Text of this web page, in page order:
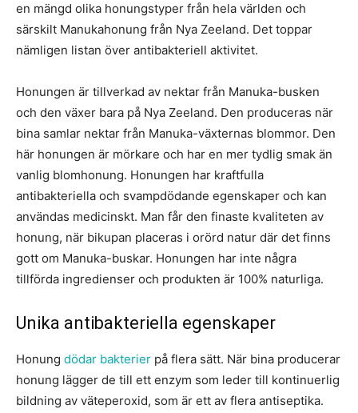
en mängd olika honungstyper från hela världen och
särskilt Manukahonung från Nya Zeeland. Det toppar
nämligen listan över antibakteriell aktivitet.
Honungen är tillverkad av nektar från Manuka-busken
och den växer bara på Nya Zeeland. Den produceras när
bina samlar nektar från Manuka-växternas blommor. Den
här honungen är mörkare och har en mer tydlig smak än
vanlig blomhonung. Honungen har kraftfulla
antibakteriella och svampdödande egenskaper och kan
användas medicinskt. Man får den finaste kvaliteten av
honung, när bikupan placeras i orörd natur där det finns
gott om Manuka-buskar. Honungen har inte några
tillförda ingredienser och produkten är 100% naturliga.
Unika antibakteriella egenskaper
Honung dödar bakterier på flera sätt. När bina producerar
honung lägger de till ett enzym som leder till kontinuerlig
bildning av väteperoxid, som är ett av flera antiseptika.